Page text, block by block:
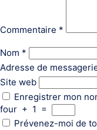
Commentaire *
Nom *
Adresse de
Site web
Enregistrer mon
four + 1 =
Prévenez-moi de